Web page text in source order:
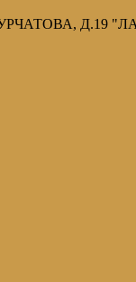
Д.19